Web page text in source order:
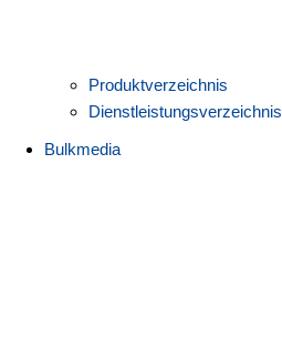
Produktverzeichnis
Dienstleistungsverzeichnis
Bulkmedia